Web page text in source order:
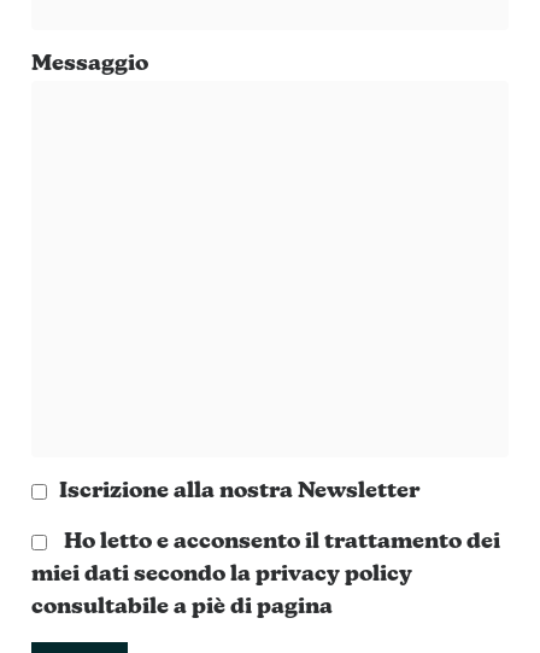
Messaggio
Iscrizione alla nostra Newsletter
Ho letto e acconsento il trattamento dei
miei dati secondo la privacy policy
consultabile a piè di pagina